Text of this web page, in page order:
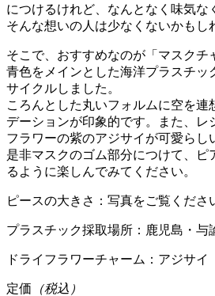
につけるけれど、なんとなく味気な
そんな想いの人は少なくないかもし
そこで、おすすめなのが「マスクチ
青色をメインとした海洋プラスチッ
サイクルしました。
ころんとした丸いフォルムに空を連
デーションが印象的です。また、レ
フラワーの紫のアジサイが可愛らし
是非マスクのゴム部分につけて、ピ
るように楽しんでみてください。
ピースの大きさ：写真をご覧くださ
プラスチック採取場所：鹿児島・与
ドライフラワーチャーム：アジサイ
定価 （税込）